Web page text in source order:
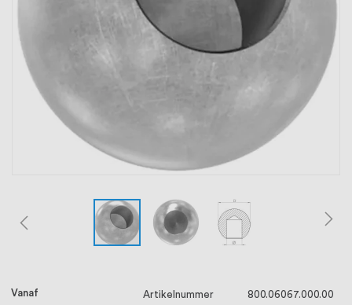
ons voorop, want we geloven dat een
goede relatie met onze klanten het
verschil maakt.
Vanaf Artikelnummer 800.06067.000.00